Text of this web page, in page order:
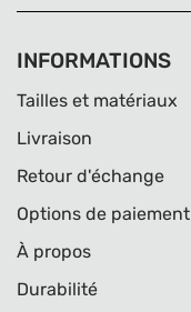
INFORMATIONS
Tailles et matériaux
Livraison
Retour d'échange
Options de paiement
À propos
Durabilité